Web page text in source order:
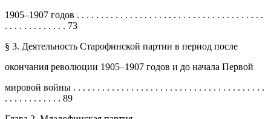
1905–1907 годов . . . . . . . . . . . . . . . . . . . . . . . . . . . . . . . . . . . . . . .
. . . . . . . . . . . . . 73
§ 3. Деятельность Старофинской партии в период после
окончания революции 1905–1907 годов и до начала Первой
мировой войны . . . . . . . . . . . . . . . . . . . . . . . . . . . . . . . . . . . . . . . .
. . . . . . . . . . . . 89